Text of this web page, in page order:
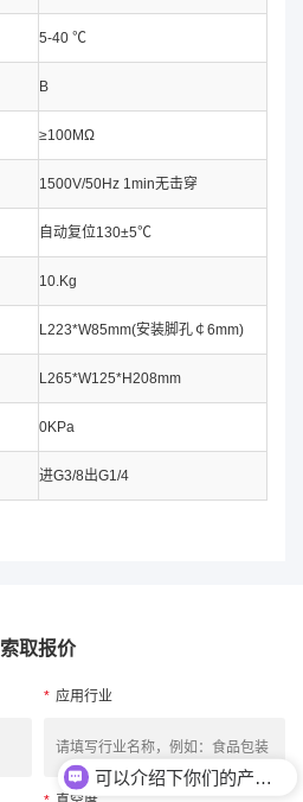
5-40 ℃
B
≥100MΩ
1500V/50Hz 1min无击穿
自动复位130±5℃
10.Kg
L223*W85mm(安装脚孔￠6mm)
L265*W125*H208mm
0KPa
进G3/8出G1/4
索取报价
* 应用行业